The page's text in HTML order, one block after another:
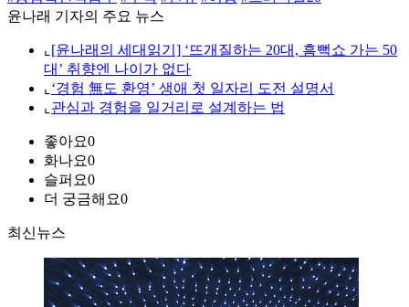
윤나래 기자의 주요 뉴스
⌞ [윤나래의 세대읽기] ‘뜨개질하는 20대, 흠뻑쇼 가는 50
대’ 취향엔 나이가 없다
⌞ ‘경험 無도 환영’ 생애 첫 일자리 도전 설명서
⌞ 관심과 경험을 일거리로 설계하는 법
좋아요0
화나요0
슬퍼요0
더 궁금해요0
최신뉴스